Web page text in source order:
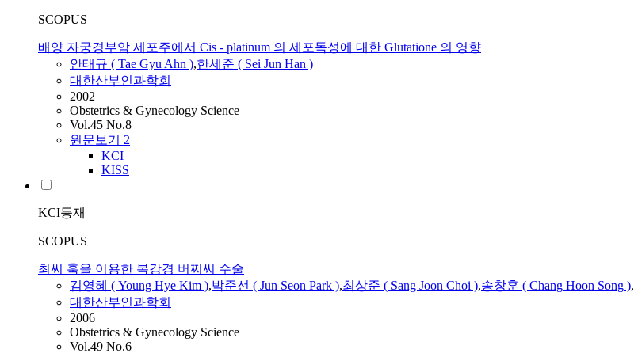
SCOPUS
배양 자궁경부암 세포주에서 Cis - platinum 의 세포독성에 대한 Glutatione 의 영향
안태규 ( Tae Gyu Ahn ),한세준 ( Sei Jun Han )
대한산부인과학회
2002
Obstetrics & Gynecology Science
Vol.45 No.8
원문보기 2
KCI
KISS
KCI등재
SCOPUS
최씨 훅을 이용한 복강경 버찌씨 수술
김영혜 ( Young Hye Kim ),박준선 ( Jun Seon Park ),최상준 ( Sang Joon Choi ),송창훈 ( Chang Hoon Song ),
대한산부인과학회
2006
Obstetrics & Gynecology Science
Vol.49 No.6